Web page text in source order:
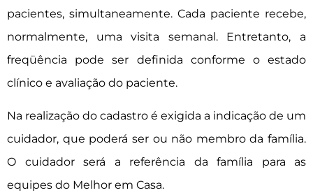
pacientes, simultaneamente. Cada paciente recebe,
normalmente, uma visita semanal. Entretanto, a
freqüência pode ser definida conforme o estado
clínico e avaliação do paciente.
Na realização do cadastro é exigida a indicação de um
cuidador, que poderá ser ou não membro da família.
O cuidador será a referência da família para as
equipes do Melhor em Casa.